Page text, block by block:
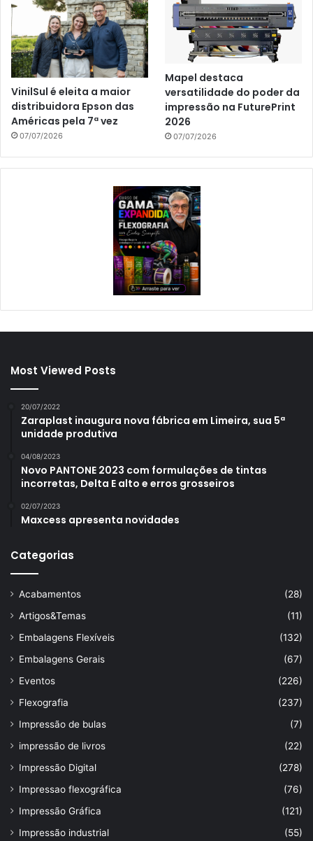
VinilSul é eleita a maior
distribuidora Epson das
Américas pela 7ª vez
07/07/2026
Mapel destaca
versatilidade do poder da
impressão na FuturePrint
2026
07/07/2026
Most Viewed Posts
20/07/2022
Zaraplast inaugura nova fábrica em Limeira, sua 5ª
unidade produtiva
04/08/2023
Novo PANTONE 2023 com formulações de tintas
incorretas, Delta E alto e erros grosseiros
02/07/2023
Maxcess apresenta novidades
Categorias
Acabamentos
(28)
Artigos&Temas
(11)
Embalagens Flexíveis
(132)
Embalagens Gerais
(67)
Eventos
(226)
Flexografia
(237)
Impressão de bulas
(7)
impressão de livros
(22)
Impressão Digital
(278)
Impressao flexográfica
(76)
Impressão Gráfica
(121)
Impressão industrial
(55)